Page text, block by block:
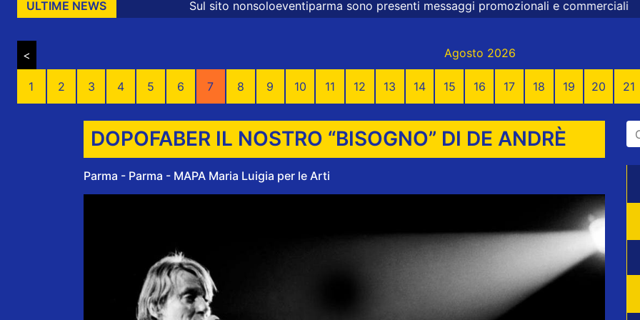
ULTIME NEWSSul sito nonsoloeventiparma sono presenti messaggi promozionali e commerciali
< Agosto 2026
1 2 3 4 5 6 7 8 9 10 11 12 13 14 15 16 17 18 19 20 21
DOPOFABER IL NOSTRO “BISOGNO” DI DE ANDRÈ
Parma - Parma - MAPA Maria Luigia per le Arti